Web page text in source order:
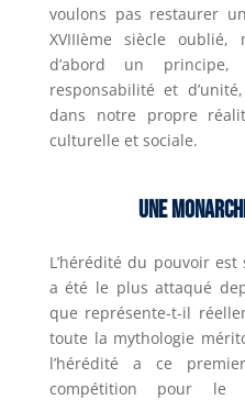
voulons pas restaurer
XVIIIème siècle
d’abord un principe,
responsabilité et
dans notre propre
culturelle et sociale.
Une
L’hérédité du pouvoir
a été le plus attaqué
que représente-t-il
toute la mythologie
l’hérédité a ce
compétition pour le